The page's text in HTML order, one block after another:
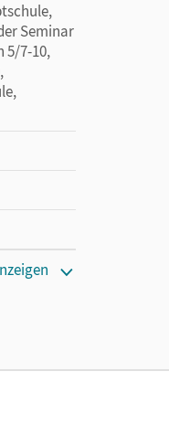
Seminar
5/7-10,